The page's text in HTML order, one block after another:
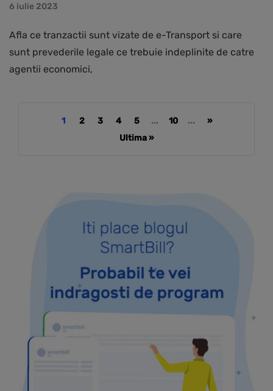
6 iulie 2023
Afla ce tranzactii sunt vizate de e-Transport si care
sunt prevederile legale ce trebuie indeplinite de catre
agentii economici,
1 2 3 4 5 ... 10 ...
»
Ultima »